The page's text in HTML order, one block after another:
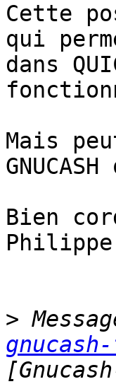
Cette
qui
dans
Mais
Bien
Philippe
>